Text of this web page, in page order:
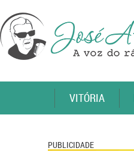
VITÓRIA
PUBLICIDADE